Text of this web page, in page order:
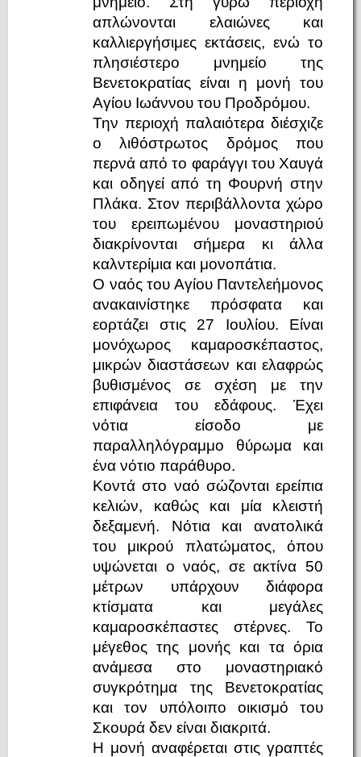
απλώνονται ελαιώνες και
καλλιεργήσιμες εκτάσεις, ενώ το
πλησιέστερο μνημείο της
Βενετοκρατίας είναι η μονή του
Αγίου Ιωάννου του Προδρόμου.
Την περιοχή παλαιότερα διέσχιζε
ο λιθόστρωτος δρόμος που
περνά από το φαράγγι του Χαυγά
και οδηγεί από τη Φουρνή στην
Πλάκα. Στον περιβάλλοντα χώρο
του ερειπωμένου μοναστηριού
διακρίνονται σήμερα κι άλλα
καλντερίμια και μονοπάτια.
Ο ναός του Αγίου Παντελεήμονος
ανακαινίστηκε πρόσφατα και
εορτάζει στις 27 Ιουλίου. Είναι
μονόχωρος καμαροσκέπαστος,
μικρών διαστάσεων και ελαφρώς
βυθισμένος σε σχέση με την
επιφάνεια του εδάφους. Έχει
νότια είσοδο με
παραλληλόγραμμο θύρωμα και
ένα νότιο παράθυρο.
Κοντά στο ναό σώζονται ερείπια
κελιών, καθώς και μία κλειστή
δεξαμενή. Νότια και ανατολικά
του μικρού πλατώματος, όπου
υψώνεται ο ναός, σε ακτίνα 50
μέτρων υπάρχουν διάφορα
κτίσματα και μεγάλες
καμαροσκέπαστες στέρνες. Το
μέγεθος της μονής και τα όρια
ανάμεσα στο μοναστηριακό
συγκρότημα της Βενετοκρατίας
και τον υπόλοιπο οικισμό του
Σκουρά δεν είναι διακριτά.
Η μονή αναφέρεται στις γραπτές